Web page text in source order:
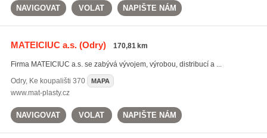
NAVIGOVAT VOLAT NAPIŠTE NÁM
MATEICIUC a.s.(Odry) 170,81 km
Firma MATEICIUC a.s. se zabývá vývojem, výrobou, distribucí a ...
Odry, Ke koupališti 370 MAPA
www.mat-plasty.cz
NAVIGOVAT VOLAT NAPIŠTE NÁM